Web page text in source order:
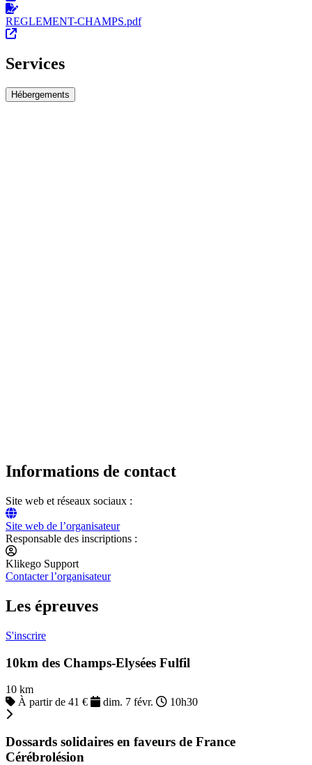
REGLEMENT-CHAMPS.pdf
Services
Hébergements
Informations de contact
Site web et réseaux sociaux :
Site web de l’organisateur
Responsable des inscriptions :
Klikego Support
Contacter l’organisateur
Les épreuves
S'inscrire
10km des Champs-Elysées Fulfil
10 km
À partir de 41 €
dim. 7 févr. 10h30
Dossards solidaires en faveurs de France
Cérébrolésion